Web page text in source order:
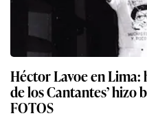
Héctor Lavoe en Lima:
de los Cantantes’ hizo
FOTOS